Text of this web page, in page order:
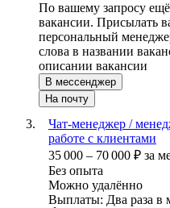
По вашему запросу
вакансии. Присылать
персональный
слова в названии
описании вакансии
В мессенджер
На почту
Чат-менеджер /
работе с клиентами
35 000 – 70 000 ₽ за
Без опыта
Можно удалённо
Выплаты: Два раза в